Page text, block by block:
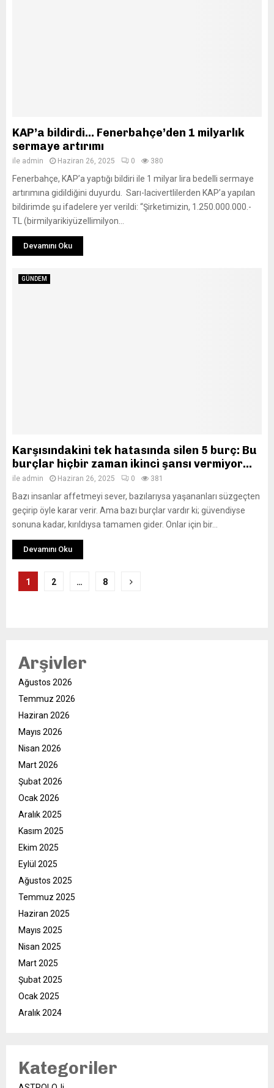
KAP’a bildirdi… Fenerbahçe’den 1 milyarlık
sermaye artırımı
ile admin Haziran 26, 2025 0 380
Fenerbahçe, KAP’a yaptığı bildiri ile 1 milyar lira bedelli sermaye
artırımına gidildiğini duyurdu. Sarı-lacivertlilerden KAP’a yapılan
bildirimde şu ifadelere yer verildi: “Şirketimizin, 1.250.000.000.-
TL (birmilyarikiyüzellimilyon...
Devamını Oku
GÜNDEM
Karşısındakini tek hatasında silen 5 burç: Bu
burçlar hiçbir zaman ikinci şansı vermiyor…
ile admin Haziran 26, 2025 0 381
Bazı insanlar affetmeyi sever, bazılarıysa yaşananları süzgeçten
geçirip öyle karar verir. Ama bazı burçlar vardır ki; güvendiyse
sonuna kadar, kırıldıysa tamamen gider. Onlar için bir...
Devamını Oku
Yazı
1 2 … 8
Arşivler
Ağustos 2026
Temmuz 2026
Haziran 2026
Mayıs 2026
Nisan 2026
Mart 2026
Şubat 2026
Ocak 2026
Aralık 2025
Kasım 2025
Ekim 2025
Eylül 2025
Ağustos 2025
Temmuz 2025
Haziran 2025
Mayıs 2025
Nisan 2025
Mart 2025
Şubat 2025
Ocak 2025
Aralık 2024
Kategoriler